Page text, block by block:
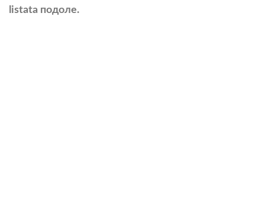
listata подоле.